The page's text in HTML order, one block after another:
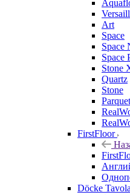
Art
Space
Space
Space
Stone
Quartz
Stone
FirstFloor
Döcke Tavola